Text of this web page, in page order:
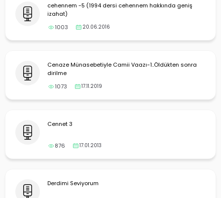
cehennem -5 (1994 dersi cehennem hakkında geniş
izahat)
1003
20.06.2016
Cenaze Münasebetiyle Camii Vaazı-1..Öldükten sonra
dirilme
1073
17.11.2019
Cennet 3
876 17.01.2013
Derdimi Seviyorum